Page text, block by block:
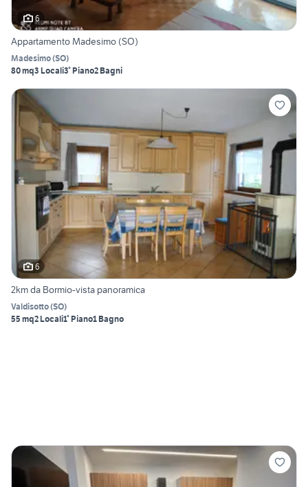
6
Appartamento Madesimo (SO)
Madesimo(SO)
80 mq3 Locali3° Piano2 Bagni
6
2km da Bormio-vista panoramica
Valdisotto(SO)
55 mq2 Locali1° Piano1 Bagno